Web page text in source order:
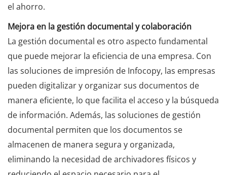
el ahorro.
Mejora en la gestión documental y colaboración
La gestión documental es otro aspecto fundamental
que puede mejorar la eficiencia de una empresa. Con
las soluciones de impresión de Infocopy, las empresas
pueden digitalizar y organizar sus documentos de
manera eficiente, lo que facilita el acceso y la búsqueda
de información. Además, las soluciones de gestión
documental permiten que los documentos se
almacenen de manera segura y organizada,
eliminando la necesidad de archivadores físicos y